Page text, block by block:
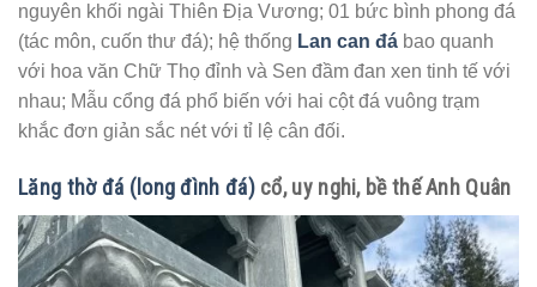
nguyên khối ngài Thiên Địa Vương; 01 bức bình phong đá
(tác môn, cuốn thư đá); hệ thống Lan can đá bao quanh
với hoa văn Chữ Thọ đỉnh và Sen đầm đan xen tinh tế với
nhau; Mẫu cổng đá phổ biến với hai cột đá vuông trạm
khắc đơn giản sắc nét với tỉ lệ cân đối.
Lăng thờ đá (long đình đá)cổ, uy nghi, bề thế Anh Quân